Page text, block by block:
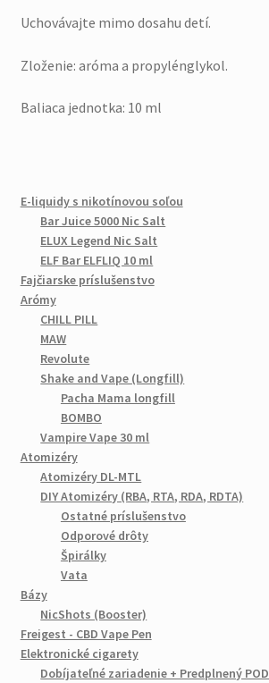
Uchovávajte mimo dosahu detí.
Zloženie: aróma a propylénglykol.
Baliaca jednotka: 10 ml
E-liquidy s nikotínovou soľou
Bar Juice 5000 Nic Salt
ELUX Legend Nic Salt
ELF Bar ELFLIQ 10 ml
Fajčiarske príslušenstvo
Arómy
CHILL PILL
MAW
Revolute
Shake and Vape (Longfill)
Pacha Mama longfill
BOMBO
Vampire Vape 30 ml
Atomizéry
Atomizéry DL-MTL
DIY Atomizéry (RBA, RTA, RDA, RDTA)
Ostatné príslušenstvo
Odporové drôty
Špirálky
Vata
Bázy
NicShots (Booster)
Freigest - CBD Vape Pen
Elektronické cigarety
Dobíjateľné zariadenie + Predplnený POD